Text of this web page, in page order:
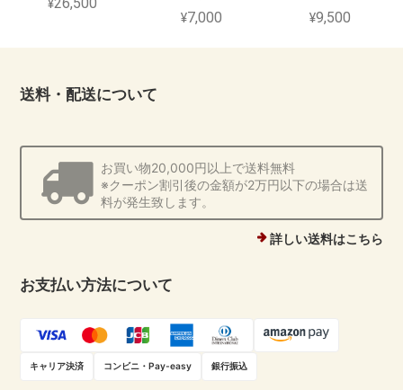
¥7,000 ¥9,500
送料・配送について
お買い物20,000円以上で送料無料
※クーポン割引後の金額が2万円以下の場合は送
料が発生致します。
詳しい送料はこちら
お支払い方法について
キャリア決済 コンビニ・Pay-easy 銀行振込